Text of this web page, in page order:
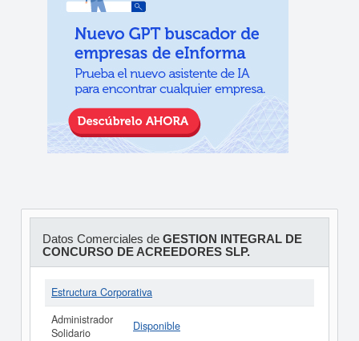
Datos Comerciales de GESTION INTEGRAL DE
CONCURSO DE ACREEDORES SLP.
Estructura Corporativa
Administrador
Solidario
Disponible